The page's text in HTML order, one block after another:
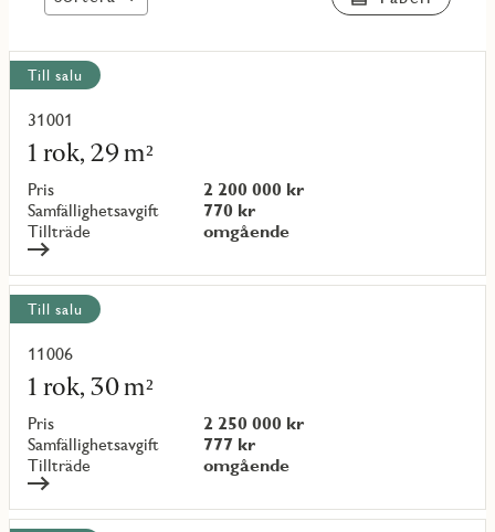
Visa
alla
objekt
Till salu
31001
1 rok, 29 m²
Pris
2 200 000 kr
Samfällighetsavgift
770 kr
Tillträde
omgående
Läs
mer
om
objekt
{objectNumber}
Till salu
11006
1 rok, 30 m²
Pris
2 250 000 kr
Samfällighetsavgift
777 kr
Tillträde
omgående
Läs
mer
om
objekt
{objectNumber}